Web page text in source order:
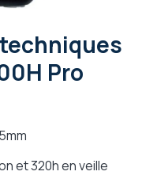
Pro
et 320h en veille